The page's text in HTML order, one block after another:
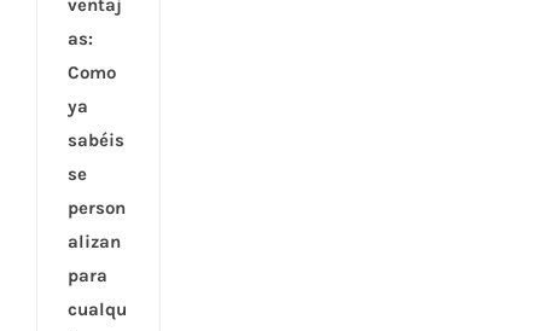
ventaj
as:
Como
ya
sabéis
se
person
alizan
para
cualqu